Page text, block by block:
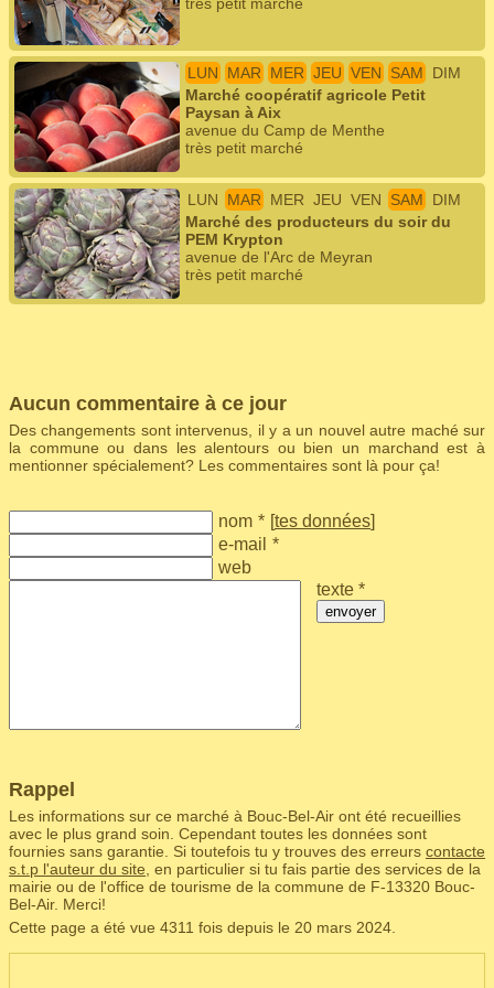
LUN MAR MER JEU VEN SAM
DIM
Marché coopératif agricole Petit
Paysan à Aix
avenue du Camp de Menthe
très petit marché
LUN MAR MER JEU VEN SAM
DIM
Marché des producteurs du soir du
PEM Krypton
avenue de l'Arc de Meyran
très petit marché
Aucun commentaire à ce jour
Des changements sont intervenus, il y a un nouvel autre maché sur
la commune ou dans les alentours ou bien un marchand est à
mentionner spécialement? Les commentaires sont là pour ça!
nom * [tes données]
e-mail *
web
texte *
envoyer
Rappel
Les informations sur ce marché à Bouc-Bel-Air ont été recueillies
avec le plus grand soin. Cependant toutes les données sont
fournies sans garantie. Si toutefois tu y trouves des erreurs contacte
s.t.p l'auteur du site , en particulier si tu fais partie des services de la
mairie ou de l'office de tourisme de la commune de F‑13320 Bouc-
Bel-Air. Merci!
Cette page a été vue 4311 fois depuis le 20 mars 2024.